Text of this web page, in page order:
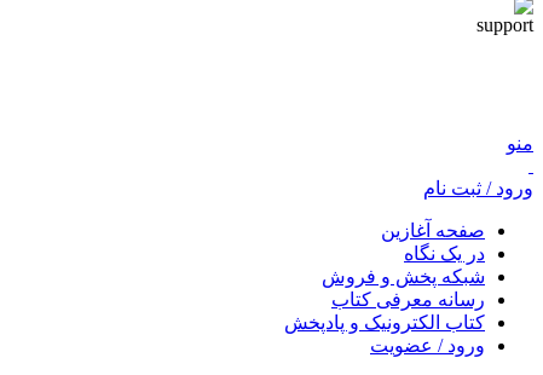
منو
ورود / ثبت نام
صفحه آغازین
در یک نگاه
شبکه پخش و فروش
رسانه معرفی کتاب
کتاب الکترونیک و پادپخش
ورود / عضویت